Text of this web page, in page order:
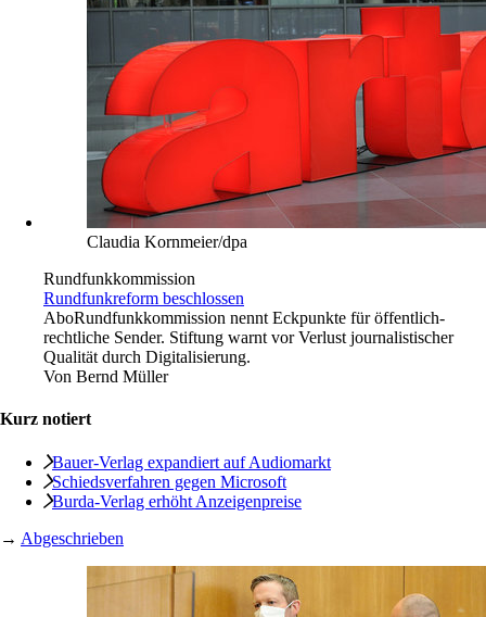
Claudia Kornmeier/dpa
Rundfunkkommission
Rundfunkreform beschlossen
AboRundfunkkommission nennt Eckpunkte für öffentlich-
rechtliche Sender. Stiftung warnt vor Verlust journalistischer
Qualität durch Digitalisierung.
Von Bernd Müller
Kurz notiert
Bauer-Verlag expandiert auf Audiomarkt
Schiedsverfahren gegen Microsoft
Burda-Verlag erhöht Anzeigenpreise
→ Abgeschrieben